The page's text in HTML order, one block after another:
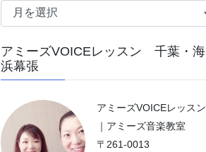
イ
ブ
アミーズVOICEレッスン 千葉・海
浜幕張
アミーズVOICEレッスン
｜アミーズ音楽教室
〒261-0013